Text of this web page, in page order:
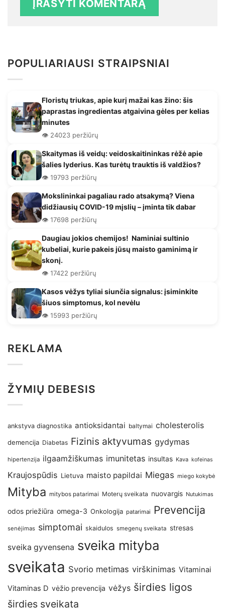
POPULIARIAUSI STRAIPSNIAI
Floristų triukas, apie kurį mažai kas žino: šis
paprastas ingredientas atgaivina gėles per kelias
minutes
👁️ 24023 peržiūrų
Skaitymas iš veidų: veidoskaitininkas rėžė apie
šalies lyderius. Kas turėtų trauktis iš valdžios?
👁️ 19793 peržiūrų
Mokslininkai pagaliau rado atsakymą? Viena
didžiausių COVID-19 mįslių – įminta tik dabar
👁️ 17698 peržiūrų
Daugiau jokios chemijos! Naminiai sultinio
kubeliai, kurie pakeis jūsų maisto gaminimą ir
skonį.
👁️ 17422 peržiūrų
Kasos vėžys tyliai siunčia signalus: įsiminkite
šiuos simptomus, kol nevėlu
👁️ 15993 peržiūrų
REKLAMA
ŽYMIŲ DEBESIS
ankstyva diagnostika antioksidantai baltymai cholesterolis
demencija Diabetas Fizinis aktyvumas gydymas
hipertenzija ilgaamžiškumas imunitetas insultas Kava kofeinas
Kraujospūdis Lietuva maisto papildai Miegas miego kokybė
Mityba mitybos patarimai Moterų sveikata nuovargis Nutukimas
odos priežiūra omega-3 Onkologija patarimai Prevencija
senėjimas simptomai skaidulos smegenų sveikata stresas
sveika gyvensena sveika mityba
sveikata Svorio metimas virškinimas Vitaminai
Vitaminas D vėžio prevencija vėžys širdies ligos
širdies sveikata